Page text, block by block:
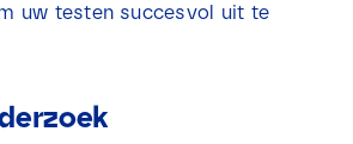
uw testen succesvol uit te